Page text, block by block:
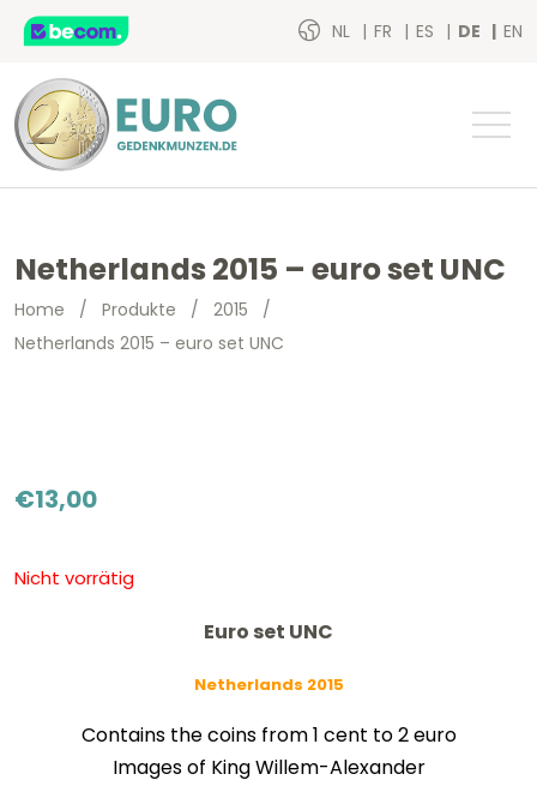
NL FR ES DE EN
Netherlands 2015 – euro set UNC
Home / Produkte / 2015 /
Netherlands 2015 – euro set UNC
€13,00
Nicht vorrätig
Euro set UNC
Netherlands 2015
Contains the coins from 1 cent to 2 euro
Images of King Willem-Alexander